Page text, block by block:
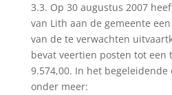
3.3. Op 30 augustus 2007
van Lith aan de gemeente
van de te verwachten
bevat veertien posten tot een
9.574,00. In het
onder meer: